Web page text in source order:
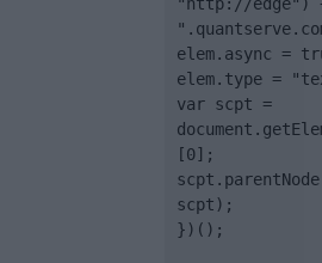
elem.async =
elem.type =
var scpt =
[0];
scpt);
})();